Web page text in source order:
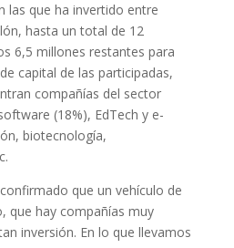
las que ha invertido entre
hasta un total de 12
6,5 millones restantes para
capital de las participadas,
compañías del sector
(18%), EdTech y e-
biotecnología,
que un vehículo de
que hay compañías muy
inversión. En lo que llevamos